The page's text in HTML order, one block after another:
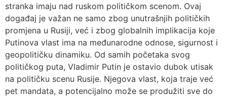
stranka imaju nad ruskom političkom scenom. Ovaj
događaj je važan ne samo zbog unutrašnjih političkih
promjena u Rusiji, već i zbog globalnih implikacija koje
Putinova vlast ima na međunarodne odnose, sigurnost i
geopolitičku dinamiku. Od samih početaka svog
političkog puta, Vladimir Putin je ostavio dubok utisak
na političku scenu Rusije. Njegova vlast, koja traje već
pet mandata, a potencijalno može se produžiti sve do